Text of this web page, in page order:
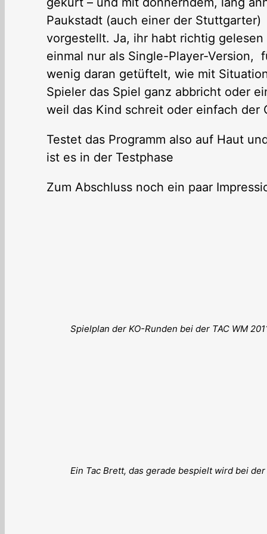
Paukstadt (auch einer der
vorgestellt. Ja, ihr habt richtig
einmal nur als Single-Player-Version,
wenig daran getüftelt, wie mit
Spieler das Spiel ganz abbricht oder
weil das Kind schreit oder einfach der
Testet das Programm also auf Haut
ist es in der Testphase
Zum Abschluss noch ein paar
Spielplan der KO-Runden bei der TAC WM
Ein Tac Brett, das gerade bespielt wird bei der